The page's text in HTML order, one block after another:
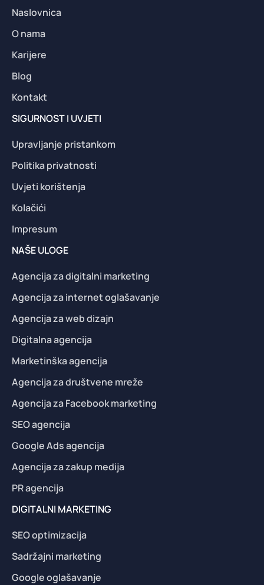
Naslovnica
O nama
Karijere
Blog
Kontakt
SIGURNOST I UVJETI
Upravljanje pristankom
Politika privatnosti
Uvjeti korištenja
Kolačići
Impresum
NAŠE ULOGE
Agencija za digitalni marketing
Agencija za internet oglašavanje
Agencija za web dizajn
Digitalna agencija
Marketinška agencija
Agencija za društvene mreže
Agencija za Facebook marketing
SEO agencija
Google Ads agencija
Agencija za zakup medija
PR agencija
DIGITALNI MARKETING
SEO optimizacija
Sadržajni marketing
Google oglašavanje